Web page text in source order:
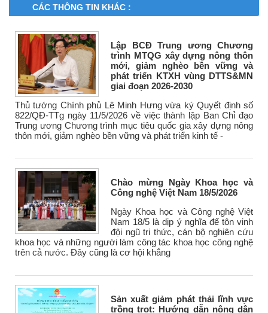
CÁC THÔNG TIN KHÁC :
Lập BCĐ Trung ương Chương
trình MTQG xây dựng nông thôn
mới, giảm nghèo bền vững và
phát triển KTXH vùng DTTS&MN
giai đoạn 2026-2030
Thủ tướng Chính phủ Lê Minh Hưng vừa ký Quyết định số
822/QĐ-TTg ngày 11/5/2026 về việc thành lập Ban Chỉ đạo
Trung ương Chương trình mục tiêu quốc gia xây dựng nông
thôn mới, giảm nghèo bền vững và phát triển kinh tế -
Chào mừng Ngày Khoa học và
Công nghệ Việt Nam 18/5/2026
Ngày Khoa học và Công nghệ Việt
Nam 18/5 là dịp ý nghĩa để tôn vinh
đội ngũ tri thức, cán bộ nghiên cứu
khoa học và những người làm công tác khoa học công nghệ
trên cả nước. Đây cũng là cơ hội khẳng
Sản xuất giảm phát thải lĩnh vực
trồng trọt: Hướng dẫn nông dân